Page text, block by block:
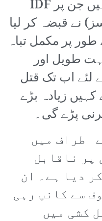
میں بھی واپس آ چکے ہیں جن پر IDF
نے قبضہ کر لیا
پر مکمل تباہ
طویل اور
لئے اب تک قتل
زیادہ بڑے
پڑے گی۔
اطراف میں
پر ناقابل
دیا ہے۔ ان
سے کانپ رہی
کشی میں